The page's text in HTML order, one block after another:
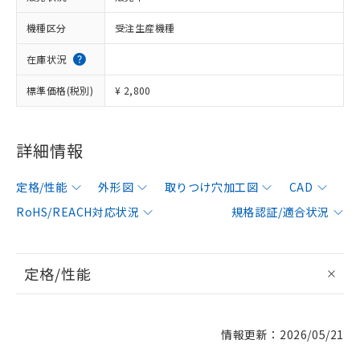
機種区分 受注生産機種
在庫状況
標準価格(税別) ¥ 2,800
詳細情報
定格/性能 外形図 取りつけ穴加工図
CAD
RoHS/REACH対応状況
規格認証/適合状況
定格/性能
情報更新：2026/05/21